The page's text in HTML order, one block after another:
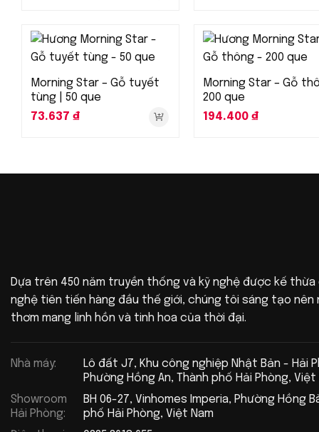
Morning Star – Gỗ tuyết
tùng | 50 que
73.637 ₫
Morning Star – Gỗ
200 que
194.400 ₫
Dựa trên 450 năm truyền thống và kỹ nghệ được kế
nghệ tiên tiến hàng đầu thế giới, chúng tôi sáng tạo nên
thơm mang linh hồn và tinh hoa của thời đại.
Nhà máy:
Lô đất J7, Khu công nghiệp Nhật Bản - Hải
Phường Hồng An, Thành phố Hải Phòng, Việt
Showroom
Hải Phòng:
BH 06-27, Vinhomes Imperia, Phường Hồng
phố Hải Phòng, Việt Nam